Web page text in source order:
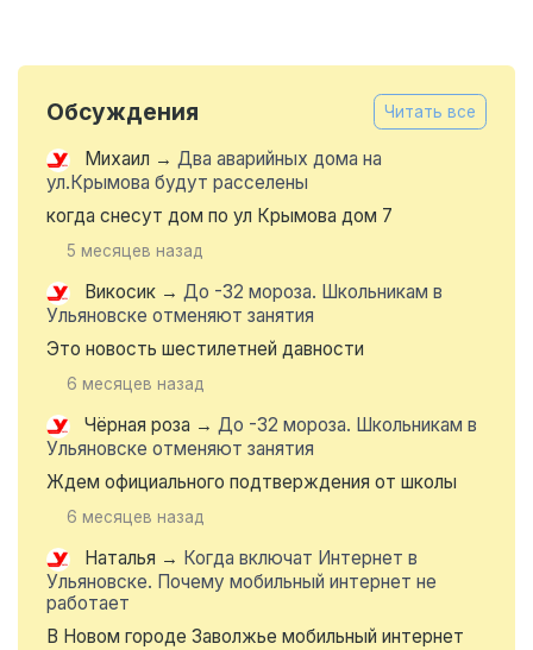
Обсуждения Читать все
Михаил → Два аварийных дома на
ул.Крымова будут расселены
когда снесут дом по ул Крымова дом 7
5 месяцев назад
Викосик → До -32 мороза. Школьникам в
Ульяновске отменяют занятия
Это новость шестилетней давности
6 месяцев назад
Чёрная роза → До -32 мороза. Школьникам в
Ульяновске отменяют занятия
Ждем официального подтверждения от школы
6 месяцев назад
Наталья → Когда включат Интернет в
Ульяновске. Почему мобильный интернет не
работает
В Новом городе Заволжье мобильный интернет